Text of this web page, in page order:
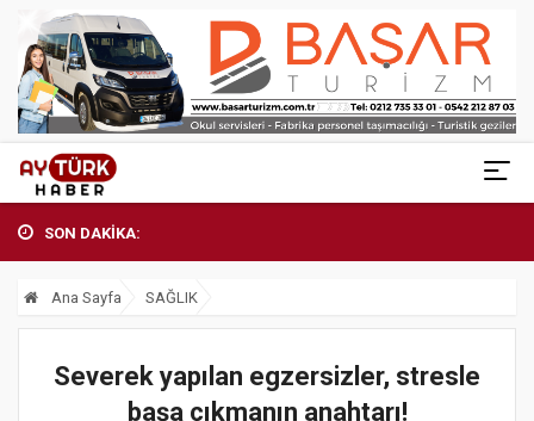
SON DAKİKA:
Ana Sayfa SAĞLIK
Severek yapılan egzersizler, stresle
başa çıkmanın anahtarı!